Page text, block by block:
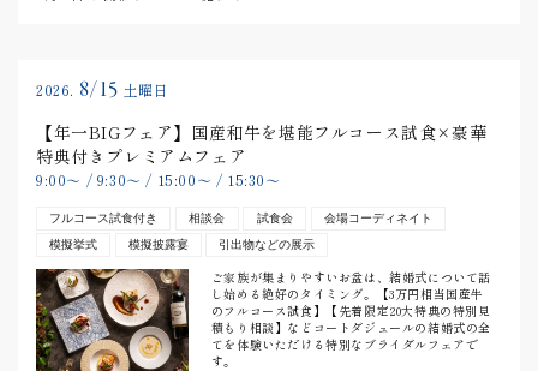
2026. 8/15 土曜日
【年一BIGフェア】国産和牛を堪能フルコース試食×豪華
特典付きプレミアムフェア
9:00〜 / 9:30〜 / 15:00〜 / 15:30〜
フルコース試食付き 相談会 試食会
会場コーディネイト
模擬挙式
模擬披露宴 引出物などの展示
ご家族が集まりやすいお盆は、結婚式について話
し始める絶好のタイミング。【3万円相当国産牛
のフルコース試食】【先着限定20大特典の特別見
積もり相談】などコートダジュールの結婚式の全
てを体験いただける特別なブライダルフェアで
す。